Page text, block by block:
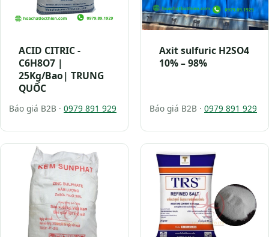
ACID CITRIC -
C6H8O7 |
25Kg/Bao| TRUNG
QUỐC
Báo giá B2B · 0979 891 929
Axit sulfuric H2SO4
10% – 98%
Báo giá B2B · 0979 891 929